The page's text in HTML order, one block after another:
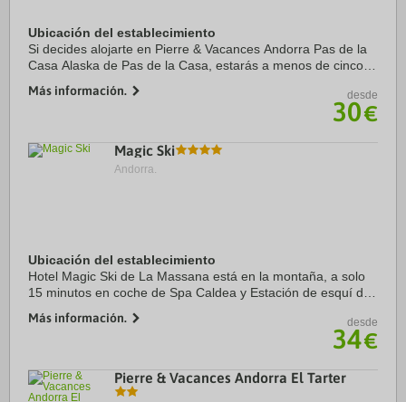
Ubicación del establecimiento
Si decides alojarte en Pierre & Vacances Andorra Pas de la
Casa Alaska de Pas de la Casa, estarás a menos de cinco
Estación de esquí de Pas de la Casa. ...
Más información. desde
30€
Magic Ski
Andorra.
Ubicación del establecimiento
Hotel Magic Ski de La Massana está en la montaña, a solo
15 minutos en coche de Spa Caldea y Estación de esquí de
14,9 km de Mirador Roc del Quer y ...
Más información. desde
34€
Pierre & Vacances Andorra El Tarter